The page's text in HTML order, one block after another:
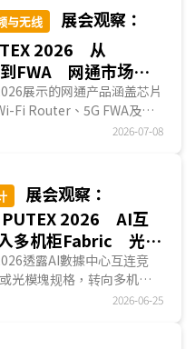
，且Ayar Labs、
前瞻性的光互连产品，长
将对數據中心、AI硬件供应
与无线
展会观察：
2026 从
FWA 网通市场走
时代
展示的网通产品涵盖芯片
Fi Router、5G FWA及Mi-
定宽频与移動宽频市场同步
备已不再仅追求传输速度
下的聯網品质、稳定性与整
2026-07-08
展会观察：
2026 AI互
多机柜Fabric 光铜
动三大芯片厂布局
透露AI數據中心互连竞
光模塊规格，转向多机柜
系统级整合。NVIDIA延伸
2026-06-25